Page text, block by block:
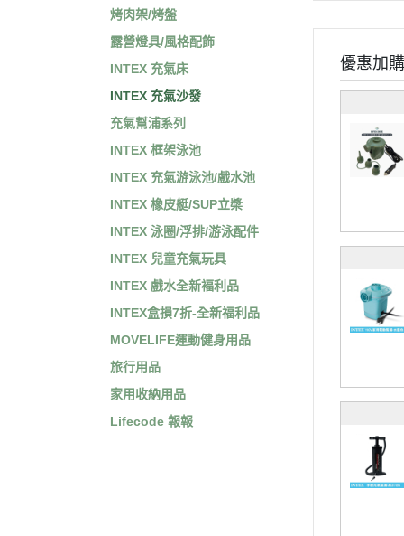
烤肉架/烤盤
露營燈具/風格配飾
INTEX 充氣床
INTEX 充氣沙發
充氣幫浦系列
INTEX 框架泳池
INTEX 充氣游泳池/戲水池
INTEX 橡皮艇/SUP立槳
INTEX 泳圈/浮排/游泳配件
INTEX 兒童充氣玩具
INTEX 戲水全新褔利品
INTEX盒損7折-全新福利品
MOVELIFE運動健身用品
旅行用品
家用收納用品
Lifecode 報報
優惠加購